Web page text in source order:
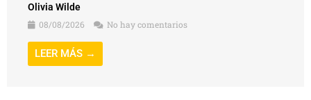
Olivia Wilde
08/08/2026
No hay comentarios
LEER MÁS →